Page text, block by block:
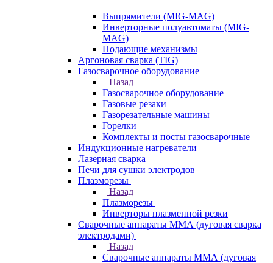
Выпрямители (MIG-MAG)
Инверторные полуавтоматы (MIG-
MAG)
Подающие механизмы
Аргоновая сварка (TIG)
Газосварочное оборудование
Назад
Газосварочное оборудование
Газовые резаки
Газорезательные машины
Горелки
Комплекты и посты газосварочные
Индукционные нагреватели
Лазерная сварка
Печи для сушки электродов
Плазморезы
Назад
Плазморезы
Инверторы плазменной резки
Сварочные аппараты ММА (дуговая сварка
электродами)
Назад
Сварочные аппараты ММА (дуговая